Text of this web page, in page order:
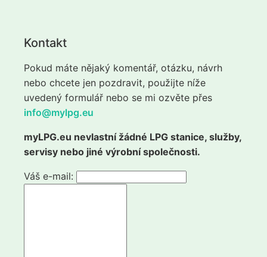
Kontakt
Pokud máte nějaký komentář, otázku, návrh
nebo chcete jen pozdravit, použijte níže
uvedený formulář nebo se mi ozvěte přes
info@mylpg.eu
myLPG.eu nevlastní žádné LPG stanice, služby,
servisy nebo jiné výrobní společnosti.
Váš e-mail: